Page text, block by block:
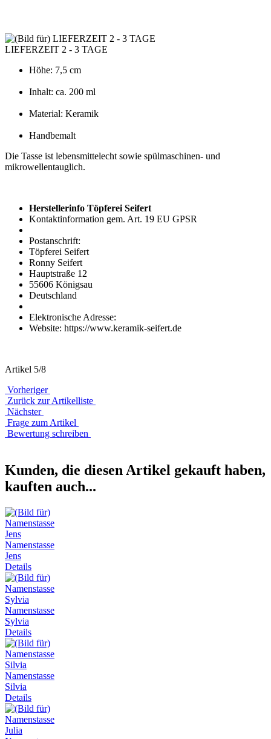
LIEFERZEIT 2 - 3 TAGE
Höhe: 7,5 cm
Inhalt: ca. 200 ml
Material: Keramik
Handbemalt
Die Tasse ist lebensmittelecht sowie spülmaschinen- und
mikrowellentauglich.
Herstellerinfo Töpferei Seifert
Kontaktinformation gem. Art. 19 EU GPSR
Postanschrift:
Töpferei Seifert
Ronny Seifert
Hauptstraße 12
55606 Königsau
Deutschland
Elektronische Adresse:
Website: https://www.keramik-seifert.de
Artikel 5/8
Vorheriger
Zurück zur Artikelliste
Nächster
Frage zum Artikel
Bewertung schreiben
Kunden, die diesen Artikel gekauft haben,
kauften auch...
Namenstasse
Jens
Details
Namenstasse
Sylvia
Details
Namenstasse
Silvia
Details